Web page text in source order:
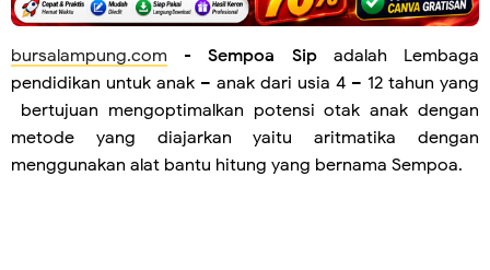
bursalampung.com -Sempoa Sipadalah Lembaga
pendidikan untuk anak – anak dari usia 4 – 12 tahun yang
bertujuan mengoptimalkan potensi otak anak dengan
metode yang diajarkan yaitu aritmatika dengan
menggunakan alat bantu hitung yang bernama Sempoa.